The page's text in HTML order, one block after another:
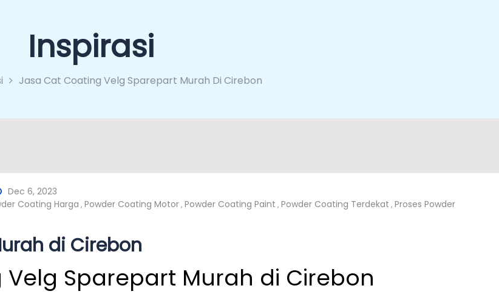
Inspirasi
Jasa Cat Coating Velg Sparepart Murah Di Cirebon
Dec 6, 2023
Coating Harga , Powder Coating Motor, Powder Coating Paint , Powder Coating Terdekat , Proses Powder
di Cirebon
Sparepart Murah di Cirebon